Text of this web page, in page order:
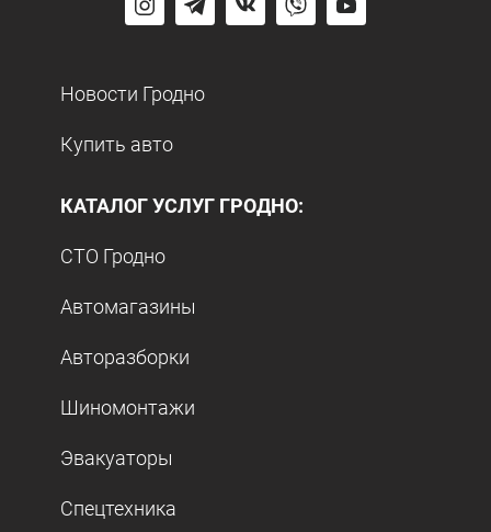
Новости Гродно
Купить авто
КАТАЛОГ УСЛУГ ГРОДНО:
СТО Гродно
Автомагазины
Авторазборки
Шиномонтажи
Эвакуаторы
Спецтехника